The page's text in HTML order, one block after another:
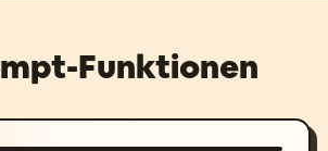
Funktionen